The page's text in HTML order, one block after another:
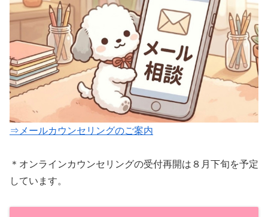
⇒メールカウンセリングのご案内
＊オンラインカウンセリングの受付再開は８月下旬を予定
しています。